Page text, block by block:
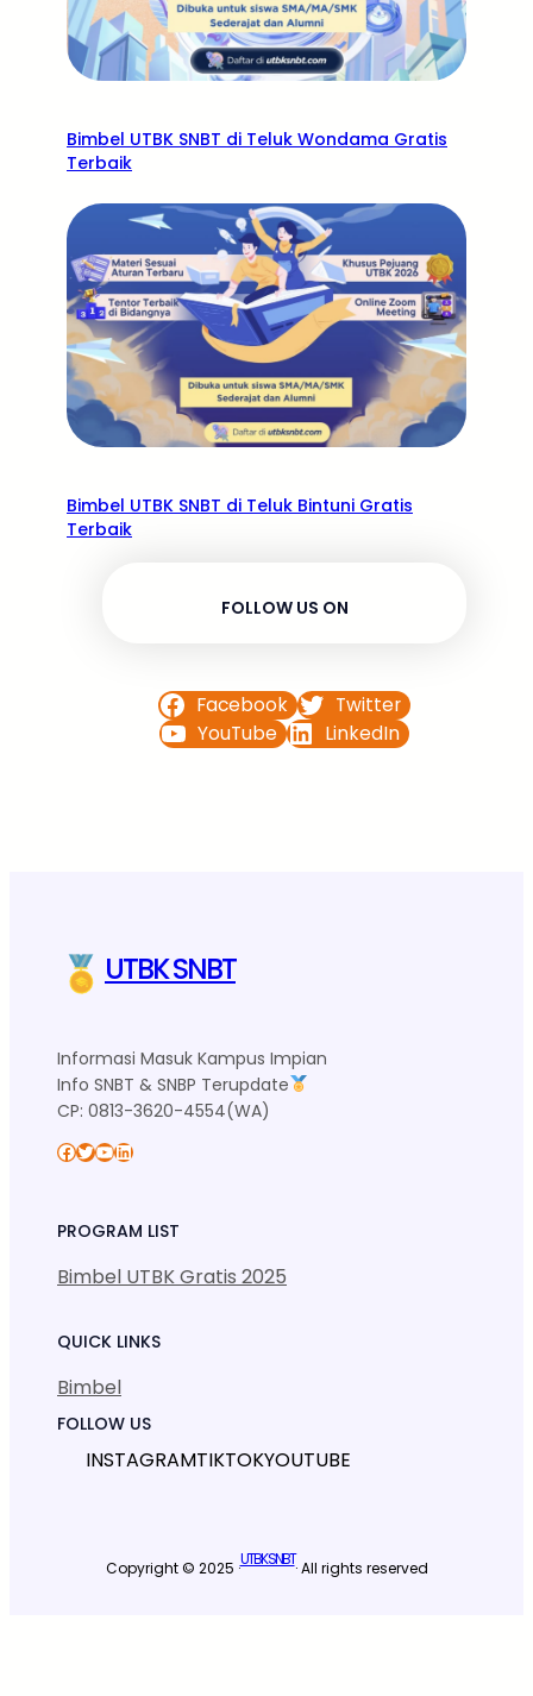
Bimbel UTBK SNBT di Teluk Wondama Gratis
Terbaik
Bimbel UTBK SNBT di Teluk Bintuni Gratis
Terbaik
FOLLOW US ON
Facebook
Twitter
YouTube
LinkedIn
UTBK SNBT
Informasi Masuk Kampus Impian
Info SNBT & SNBP Terupdate
CP: 0813-3620-4554(WA)
Facebook Twitter YouTube LinkedIn
PROGRAM LIST
Bimbel UTBK Gratis 2025
QUICK LINKS
Bimbel
FOLLOW US
INSTAGRAMTIKTOKYOUTUBE
Copyright © 2025 ·UTBK SNBT· All rights reserved